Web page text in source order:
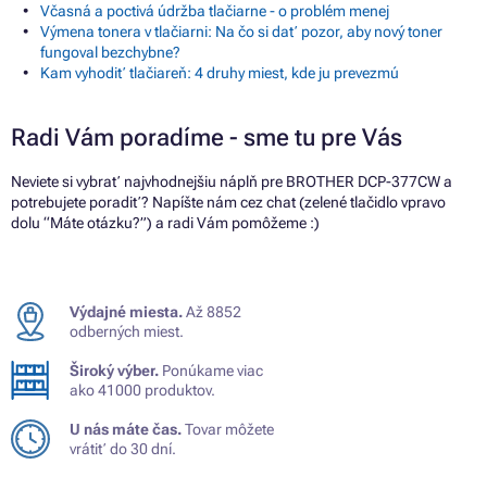
Včasná a poctivá údržba tlačiarne - o problém menej
Výmena tonera v tlačiarni: Na čo si dať pozor, aby nový toner
fungoval bezchybne?
Kam vyhodiť tlačiareň: 4 druhy miest, kde ju prevezmú
Radi Vám poradíme - sme tu pre Vás
Neviete si vybrať najvhodnejšiu náplň pre BROTHER DCP-377CW a
potrebujete poradiť? Napíšte nám cez chat (zelené tlačidlo vpravo
dolu “Máte otázku?”) a radi Vám pomôžeme :)
Výdajné miesta.Až 8852
odberných miest.
Široký výber. Ponúkame viac
ako 41000 produktov.
U nás máte čas.Tovar môžete
vrátiť do 30 dní.